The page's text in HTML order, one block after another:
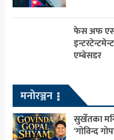
फेस अफ
एम्बेसडर
मनोरञ्जन
सुर्खेतका
‘गोविन्द